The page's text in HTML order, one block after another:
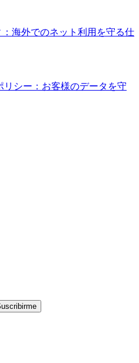
海外でのネット利用を守る仕
リシー：お客様のデータを守